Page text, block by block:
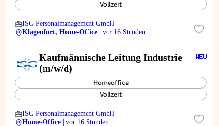
Vollzeit
ISG Personalmanagement GmbH
Klagenfurt, Home-Office
| vor 16 Stunden
Kaufmännische Leitung Industrie
(m/w/d)
Homeoffice
Vollzeit
ISG Personalmanagement GmbH
Home-Office
| vor 16 Stunden